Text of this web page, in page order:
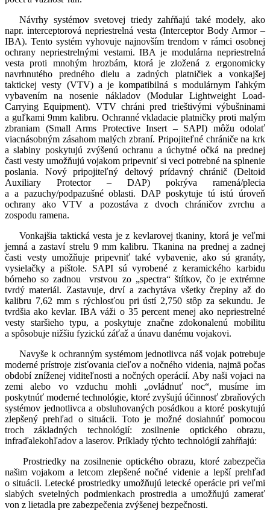
Návrhy systémov svetovej triedy zahŕňajú také modely, ako
napr. interceptorová nepriestrelná vesta (Interceptor Body Armor –
IBA). Tento systém vyhovuje najnovším trendom v rámci osobnej
ochrany nepriestrelnými vestami. IBA je modulárna nepriestrelná
vesta proti mnohým hrozbám, ktorá je zložená z ergonomicky
navrhnutého predného dielu a zadných platničiek a vonkajšej
taktickej vesty (VTV) a je kompatibilná s modulárnym ľahkým
vybavením na nosenie nákladov (Modular Lightweight Load-
Carrying Equipment). VTV chráni pred trieštivými výbušninami
a guľkami 9mm kalibru. Ochranné vkladacie platničky proti malým
zbraniam (Small Arms Protective Insert – SAPI) môžu odolať
viacnásobným zásahom malých zbraní. Pripojiteľné chrániče na krk
a slabiny poskytujú zvýšenú ochranu a úchytné očká na prednej
časti vesty umožňujú vojakom pripevniť si veci potrebné na splnenie
poslania. Nový pripojiteľný deltový prídavný chránič (Deltoid
Auxiliary Protector – DAP) pokrýva ramená/plecia
a a pazuchy/podpazušné oblasti. DAP poskytuje tú istú úroveň
ochrany ako VTV a pozostáva z dvoch chráničov zvrchu a
zospodu ramena.
Vonkajšia taktická vesta je z kevlarovej tkaniny, ktorá je veľmi
jemná a zastaví strelu 9 mm kalibru. Tkanina na prednej a zadnej
časti vesty umožňuje pripevniť také vybavenie, ako sú granáty,
vysielačky a pištole. SAPI sú vyrobené z keramického karbidu
bórneho so zadnou vrstvou zo „spectra“ štítkov, čo je extrémne
tvrdý materiál. Zastavuje, drví a zachytáva všetky črepiny až do
kalibru 7,62 mm s rýchlosťou pri ústí 2,750 stôp za sekundu. Je
tvrdšia ako kevlar. IBA váži o 35 percent menej ako nepriestrelné
vesty staršieho typu, a poskytuje značne zdokonalenú mobilitu
a spôsobuje nižšiu fyzickú záťaž a únavu danému vojakovi.
Navyše k ochranným systémom jednotlivca náš vojak potrebuje
moderné prístroje zisťovania cieľov a nočného videnia, najmä počas
období zníženej viditeľnosti a nočných operácií. Aby naši vojaci na
zemi alebo vo vzduchu mohli „ovládnuť noc“, musíme im
poskytnúť moderné technológie, ktoré zvyšujú účinnosť zbraňových
systémov jednotlivca a obsluhovaných posádkou a ktoré poskytujú
zlepšený prehľad o situácii. Toto je možné dosiahnúť pomocou
troch základných technológií: zosilnenie optického obrazu,
infraďalekohľadov a laserov. Príklady týchto technológií zahŕňajú:
na zosilnenie optického obrazu, ktoré zabezpečia
našim vojakom a letcom zlepšené nočné videnie a lepší prehľad
o situácii. Letecké prostriedky umožňujú letecké operácie pri veľmi
slabých svetelných podmienkach prostredia a umožňujú zamerať
von z lietadla pre zabezpečenia zvýšenej bezpečnosti.